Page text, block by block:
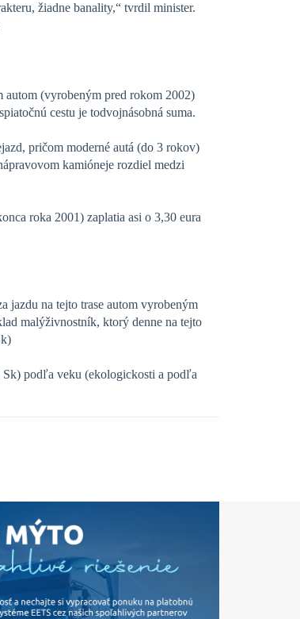
žiadne banality,“ tvrdil minister.
autom (vyrobeným pred rokom 2002)
cestu je todvojnásobná suma.
pričom moderné autá (do 3 rokov)
kamióneje rozdiel medzi
roka 2001) zaplatia asi o 3,30 eura
jazdu na tejto trase autom vyrobeným
malýživnostník, ktorý denne na tejto
Sk) podľa veku (ekologickosti a podľa